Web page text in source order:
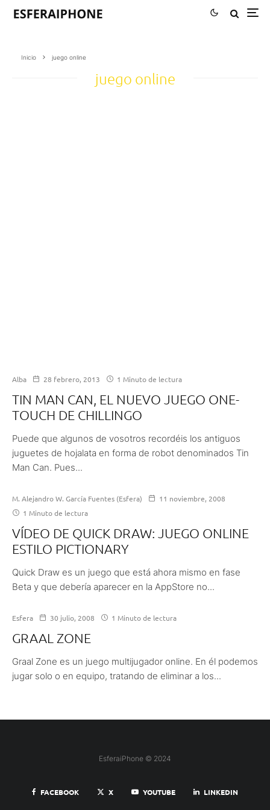
Inicio juego online
juego online
Alba 28 febrero, 2013 1 Minuto de lectura
TIN MAN CAN, EL NUEVO JUEGO ONE-
TOUCH DE CHILLINGO
Puede que algunos de vosotros recordéis los antiguos
juguetes de hojalata en forma de robot denominados Tin
Man Can. Pues...
M. Alejandro W. García Fuentes (Esfera)
11 noviembre, 2008
1 Minuto de lectura
VÍDEO DE QUICK DRAW: JUEGO ONLINE
ESTILO PICTIONARY
Quick Draw es un juego que está ahora mismo en fase
Beta y que debería aparecer en la AppStore no...
Esfera 30 julio, 2008 1 Minuto de lectura
GRAAL ZONE
Graal Zone es un juego multijugador online. En él podemos
jugar solo o en equipo, tratando de eliminar a los...
EsferaiPhone © 2024
FACEBOOK X YOUTUBE LINKEDIN